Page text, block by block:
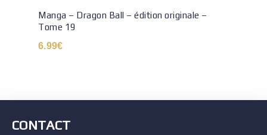
Manga – Dragon Ball – édition originale –
Tome 19
6.99€
CONTACT